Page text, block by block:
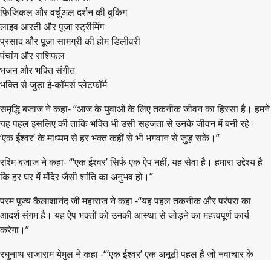
फिजिकल और वर्चुअल दर्शन की बुकिंग
लाइव आरती और पूजा स्ट्रीमिंग
प्रसाद और पूजा सामग्री की होम डिलीवरी
पंचांग और राशिफल
भजन और भक्ति संगीत
भक्ति से जुड़ा ई-कॉमर्स प्लेटफॉर्म
समृद्धि बजाज ने कहा- “आज के युवाओं के लिए तकनीक जीवन का हिस्सा है। हमने
यह पहल इसलिए की ताकि भक्ति भी उसी सहजता से उनके जीवन में बनी रहे।
‘एक ईश्वर’ के माध्यम से हर भक्त कहीं से भी भगवान से जुड़ सके।”
रश्मि बजाज ने कहा- “‘एक ईश्वर’ सिर्फ एक ऐप नहीं, यह सेवा है। हमारा उद्देश्य है
कि हर घर में मंदिर जैसी शांति का अनुभव हो।”
परम पूज्य कैलाशानंद जी महाराज ने कहा -“यह पहल तकनीक और परंपरा का
आदर्श संगम है। यह ऐप भक्तों को उनकी आस्था से जोड़ने का महत्वपूर्ण कार्य
करेगा।”
रघुनाथ राजाराम येमुल ने कहा -“‘एक ईश्वर’ एक अनूठी पहल है जो नवाचार के